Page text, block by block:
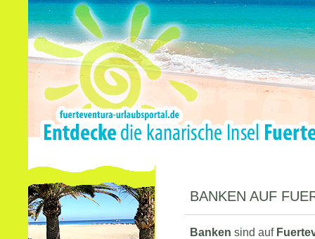
BANKEN AUF
Banken sind auf